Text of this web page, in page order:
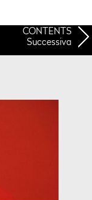
CONTENTS
Successiva